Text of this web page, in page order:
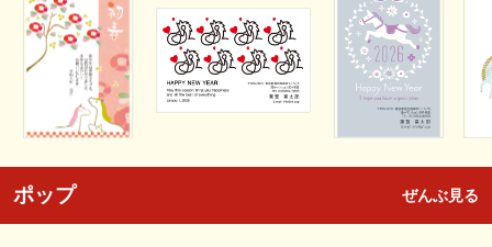
ポップ ぜんぶ見る